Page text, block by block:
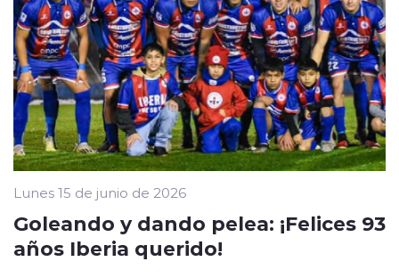
Lunes 15 de junio de 2026
Goleando y dando pelea: ¡Felices 93
años Iberia querido!